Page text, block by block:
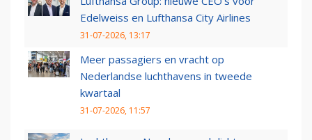
Edelweiss en Lufthansa City Airlines
31-07-2026, 13:17
Meer passagiers en vracht op
Nederlandse luchthavens in tweede
kwartaal
31-07-2026, 11:57